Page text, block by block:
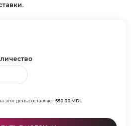
день составляет550.00MDL